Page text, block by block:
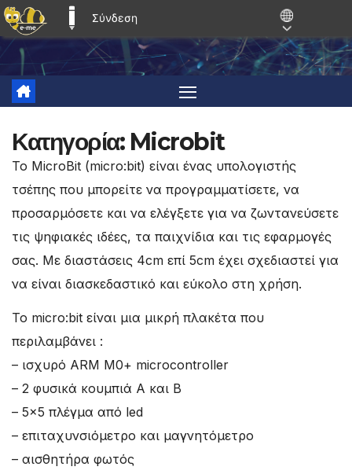
E-ME BLOGS
Σύνδεση
Μετάβαση
περιεχόμενο
Κατηγορία: Microbit
Το MicroBit (micro:bit) είναι ένας υπολογιστής
τσέπης που μπορείτε να προγραμματίσετε, να
προσαρμόσετε και να ελέγξετε για να ζωντανεύσετε
τις ψηφιακές ιδέες, τα παιχνίδια και τις εφαρμογές
σας. Με διαστάσεις 4cm επί 5cm έχει σχεδιαστεί για
να είναι διασκεδαστικό και εύκολο στη χρήση.
Το micro:bit είναι μια μικρή πλακέτα που
περιλαμβάνει :
– ισχυρό ARM M0+ microcontroller
– 2 φυσικά κουμπιά A και B
– 5×5 πλέγμα από led
– επιταχυνσιόμετρο και μαγνητόμετρο
– αισθητήρα φωτός